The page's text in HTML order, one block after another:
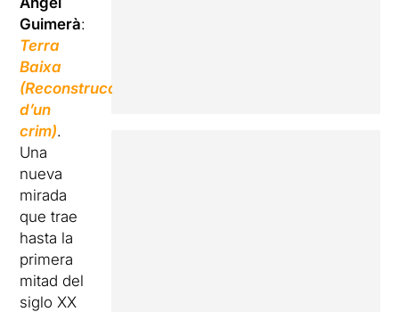
Guimerà:
Terra
Baixa
(Reconstrucció
d’un
crim).
Una
nueva
mirada
que trae
hasta la
primera
mitad del
siglo XX